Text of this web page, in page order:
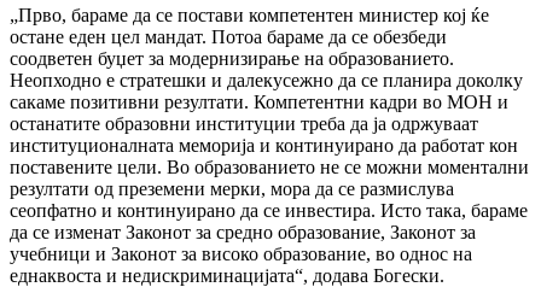
„Прво, бараме да се постави компетентен министер кој ќе
остане еден цел мандат. Потоа бараме да се обезбеди
соодветен буџет за модернизирање на образованието.
Неопходно е стратешки и далекусежно да се планира доколку
сакаме позитивни резултати. Компетентни кадри во МОН и
останатите образовни институции треба да ја одржуваат
институционалната меморија и континуирано да работат кон
поставените цели. Во образованието не се можни моментални
резултати од преземени мерки, мора да се размислува
сеопфатно и континуирано да се инвестира. Исто така, бараме
да се изменат Законот за средно образование, Законот за
учебници и Законот за високо образование, во однос на
еднаквоста и недискриминацијата“, додава Богески.